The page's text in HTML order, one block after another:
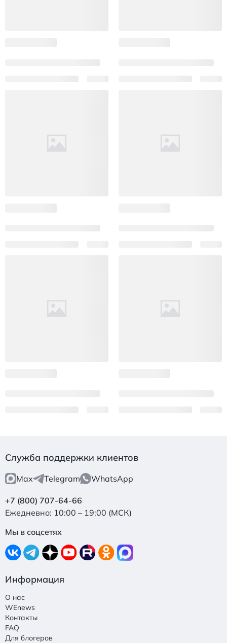
Служба поддержки клиентов
Max Telegram WhatsApp
+7 (800) 707-64-66
Ежедневно: 10:00 – 19:00 (МСК)
Мы в соцсетях
Информация
О нас
WEnews
Контакты
FAQ
Для блогеров